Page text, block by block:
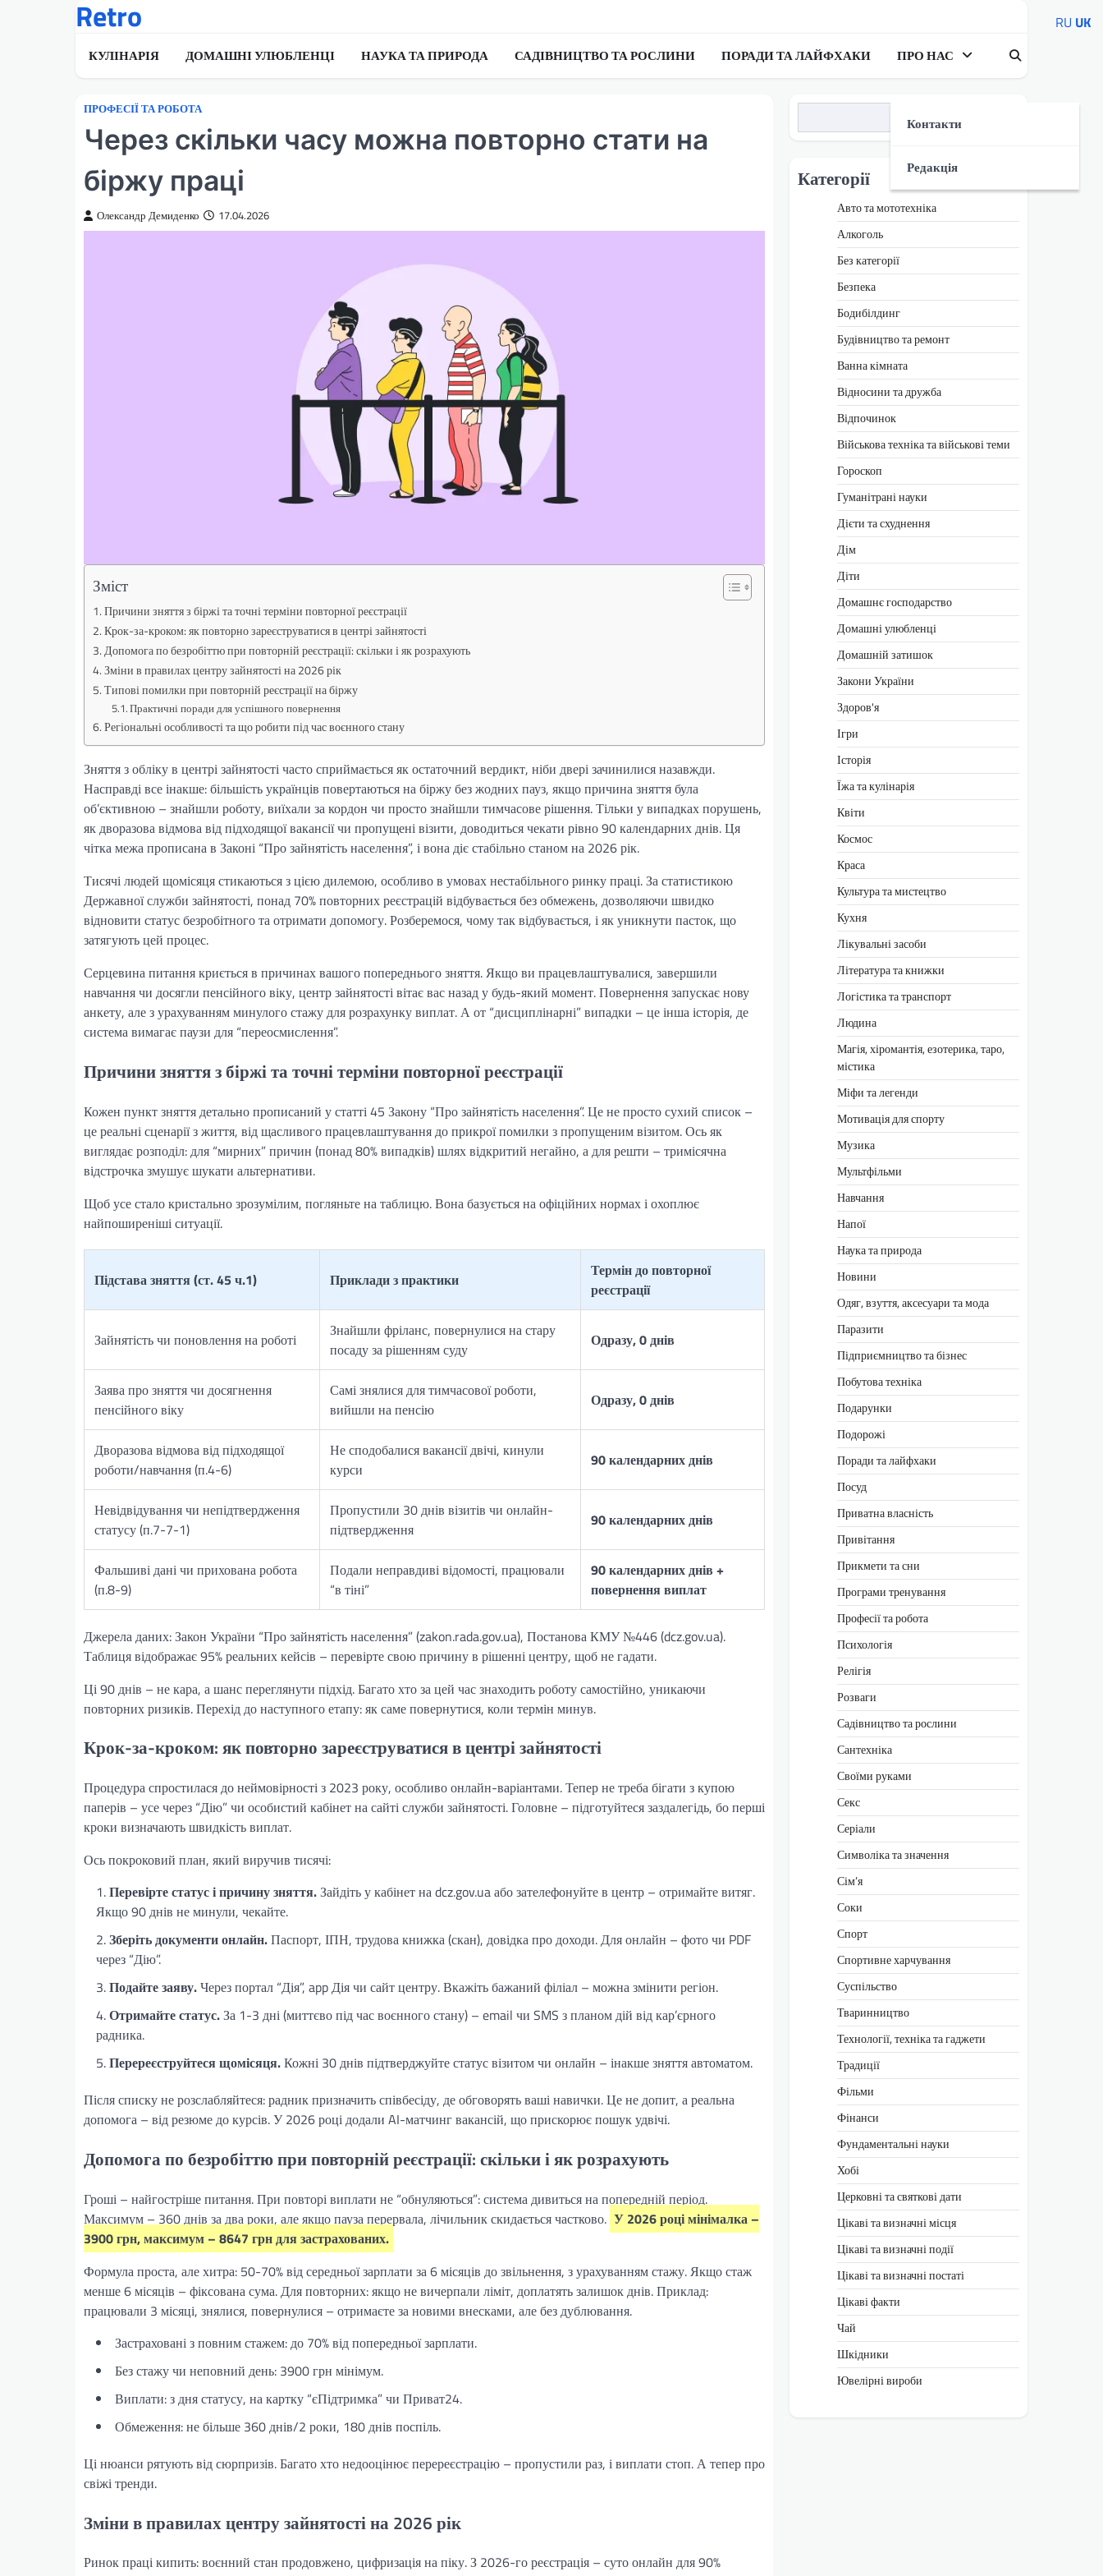
Retro
КУЛІНАРІЯ ДОМАШНІ УЛЮБЛЕНЦІ НАУКА ТА ПРИРОДА САДІВНИЦТВО ТА РОСЛИНИ ПОРАДИ ТА ЛАЙФХАКИ ПРО НАС
Контакти
Редакція
ПРОФЕСІЇ ТА РОБОТА
Через скільки часу можна повторно стати на
біржу праці
Олександр Демиденко 17.04.2026
Зміст
Причини зняття з біржі та точні терміни повторної реєстрації
Крок-за-кроком: як повторно зареєструватися в центрі зайнятості
Допомога по безробіттю при повторній реєстрації: скільки і як розрахують
Зміни в правилах центру зайнятості на 2026 рік
Типові помилки при повторній реєстрації на біржу
Практичні поради для успішного повернення
Регіональні особливості та що робити під час воєнного стану
Зняття з обліку в центрі зайнятості часто сприймається як остаточний вердикт, ніби двері зачинилися назавжди.
Насправді все інакше: більшість українців повертаються на біржу без жодних пауз, якщо причина зняття була
об’єктивною – знайшли роботу, виїхали за кордон чи просто знайшли тимчасове рішення. Тільки у випадках порушень,
як дворазова відмова від підходящої вакансії чи пропущені візити, доводиться чекати рівно 90 календарних днів. Ця
чітка межа прописана в Законі “Про зайнятість населення”, і вона діє стабільно станом на 2026 рік.
Тисячі людей щомісяця стикаються з цією дилемою, особливо в умовах нестабільного ринку праці. За статистикою
Державної служби зайнятості, понад 70% повторних реєстрацій відбувається без обмежень, дозволяючи швидко
відновити статус безробітного та отримати допомогу. Розберемося, чому так відбувається, і як уникнути пасток, що
затягують цей процес.
Серцевина питання криється в причинах вашого попереднього зняття. Якщо ви працевлаштувалися, завершили
навчання чи досягли пенсійного віку, центр зайнятості вітає вас назад у будь-який момент. Повернення запускає нову
анкету, але з урахуванням минулого стажу для розрахунку виплат. А от “дисциплінарні” випадки – це інша історія, де
система вимагає паузи для “переосмислення”.
Причини зняття з біржі та точні терміни повторної реєстрації
Кожен пункт зняття детально прописаний у статті 45 Закону “Про зайнятість населення”. Це не просто сухий список –
це реальні сценарії з життя, від щасливого працевлаштування до прикрої помилки з пропущеним візитом. Ось як
виглядає розподіл: для “мирних” причин (понад 80% випадків) шлях відкритий негайно, а для решти – тримісячна
відстрочка змушує шукати альтернативи.
Щоб усе стало кристально зрозумілим, погляньте на таблицю. Вона базується на офіційних нормах і охоплює
найпоширеніші ситуації.
Підстава зняття (ст. 45 ч.1) Приклади з практики
Термін до повторної
реєстрації
Зайнятість чи поновлення на роботі
Знайшли фріланс, повернулися на стару
посаду за рішенням суду
Одразу, 0 днів
Заява про зняття чи досягнення
пенсійного віку
Самі знялися для тимчасової роботи,
вийшли на пенсію
Одразу, 0 днів
Дворазова відмова від підходящої
роботи/навчання (п.4-6)
Не сподобалися вакансії двічі, кинули
курси
90 календарних днів
Невідвідування чи непідтвердження
статусу (п.7-7-1)
Пропустили 30 днів візитів чи онлайн-
підтвердження
90 календарних днів
Фальшиві дані чи прихована робота
(п.8-9)
Подали неправдиві відомості, працювали
“в тіні”
90 календарних днів +
повернення виплат
Джерела даних: Закон України “Про зайнятість населення” (zakon.rada.gov.ua), Постанова КМУ №446 (dcz.gov.ua).
Таблиця відображає 95% реальних кейсів – перевірте свою причину в рішенні центру, щоб не гадати.
Ці 90 днів – не кара, а шанс переглянути підхід. Багато хто за цей час знаходить роботу самостійно, уникаючи
повторних ризиків. Перехід до наступного етапу: як саме повернутися, коли термін минув.
Крок-за-кроком: як повторно зареєструватися в центрі зайнятості
Процедура спростилася до неймовірності з 2023 року, особливо онлайн-варіантами. Тепер не треба бігати з купою
паперів – усе через “Дію” чи особистий кабінет на сайті служби зайнятості. Головне – підготуйтеся заздалегідь, бо перші
кроки визначають швидкість виплат.
Ось покроковий план, який виручив тисячі:
Перевірте статус і причину зняття.Зайдіть у кабінет на dcz.gov.ua або зателефонуйте в центр – отримайте витяг.
Якщо 90 днів не минули, чекайте.
Зберіть документи онлайн.Паспорт, ІПН, трудова книжка (скан), довідка про доходи. Для онлайн – фото чи PDF
через “Дію”.
Подайте заяву.Через портал “Дія”, app Дія чи сайт центру. Вкажіть бажаний філіал – можна змінити регіон.
Отримайте статус.За 1-3 дні (миттєво під час воєнного стану) – email чи SMS з планом дій від кар’єрного
радника.
Перереєструйтеся щомісяця.Кожні 30 днів підтверджуйте статус візитом чи онлайн – інакше зняття автоматом.
Після списку не розслабляйтеся: радник призначить співбесіду, де обговорять ваші навички. Це не допит, а реальна
допомога – від резюме до курсів. У 2026 році додали AI-матчинг вакансій, що прискорює пошук удвічі.
Допомога по безробіттю при повторній реєстрації: скільки і як розрахують
Гроші – найгостріше питання. При повторі виплати не “обнуляються”: система дивиться на попередній період.
Максимум – 360 днів за два роки, але якщо пауза перервала, лічильник скидається частково. У 2026 році мінімалка –
3900 грн, максимум – 8647 грн для застрахованих.
Формула проста, але хитра: 50-70% від середньої зарплати за 6 місяців до звільнення, з урахуванням стажу. Якщо стаж
менше 6 місяців – фіксована сума. Для повторних: якщо не вичерпали ліміт, доплатять залишок днів. Приклад:
працювали 3 місяці, знялися, повернулися – отримаєте за новими внесками, але без дублювання.
Застраховані з повним стажем: до 70% від попередньої зарплати.
Без стажу чи неповний день: 3900 грн мінімум.
Виплати: з дня статусу, на картку “єПідтримка” чи Приват24.
Обмеження: не більше 360 днів/2 роки, 180 днів поспіль.
Ці нюанси рятують від сюрпризів. Багато хто недооцінює перереєстрацію – пропустили раз, і виплати стоп. А тепер про
свіжі тренди.
Зміни в правилах центру зайнятості на 2026 рік
Ринок праці кипить: воєнний стан продовжено, цифризація на піку. З 2026-го реєстрація – суто онлайн для 90%
Категорії
Авто та мототехніка
Алкоголь
Без категорії
Безпека
Бодибілдинг
Будівництво та ремонт
Ванна кімната
Відносини та дружба
Відпочинок
Військова техніка та військові теми
Гороскоп
Гуманітрані науки
Дієти та схуднення
Дім
Діти
Домашнє господарство
Домашні улюбленці
Домашній затишок
Закони України
Здоров'я
Ігри
Історія
Їжа та кулінарія
Квіти
Космос
Краса
Культура та мистецтво
Кухня
Лікувальні засоби
Література та книжки
Логістика та транспорт
Людина
Магія, хіромантія, езотерика, таро,
містика
Міфи та легенди
Мотивація для спорту
Музика
Мультфільми
Навчання
Напої
Наука та природа
Новини
Одяг, взуття, аксесуари та мода
Паразити
Підприємництво та бізнес
Побутова техніка
Подарунки
Подорожі
Поради та лайфхаки
Посуд
Приватна власність
Привітання
Прикмети та сни
Програми тренування
Професії та робота
Психологія
Релігія
Розваги
Садівництво та рослини
Сантехніка
Своїми руками
Секс
Серіали
Символіка та значення
Сім’я
Соки
Спорт
Спортивне харчування
Суспільство
Тваринництво
Технології, техніка та гаджети
Традиції
Фільми
Фінанси
Фундаментальні науки
Хобі
Церковні та святкові дати
Цікаві та визначні місця
Цікаві та визначні події
Цікаві та визначні постаті
Цікаві факти
Чай
Шкідники
Ювелірні вироби
RU UK